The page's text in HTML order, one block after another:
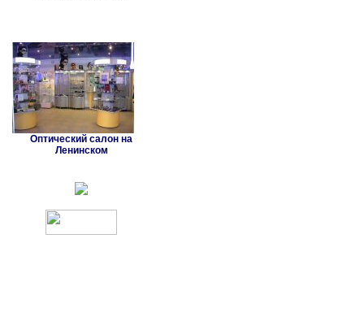
Оптический салон на
Ленинском